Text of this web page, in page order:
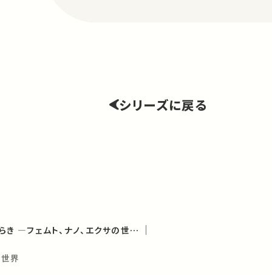
シリーズに戻る
物質のはじまりとはたらき ―フェムト、ナノ、エクサの世界 (学術俯瞰講義)
界